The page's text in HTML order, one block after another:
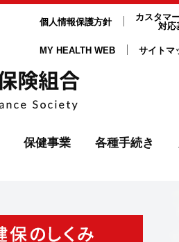
個人情報保護方針
カスタマ
対応
MY HEALTH WEB サイトマ
保健事業 各種手続き